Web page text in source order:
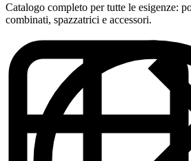
Catalogo completo per tutte le esigenze:
combinati, spazzatrici e accessori.